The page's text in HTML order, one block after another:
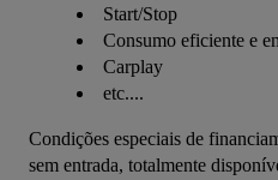
Start/Stop
Consumo eficiente e
Carplay
etc....
Condições especiais de
sem entrada, totalmente